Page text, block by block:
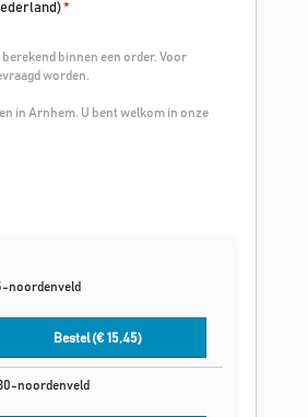
*
binnen een order. Voor
worden.
in Arnhem. U bent welkom in onze
noordenveld
Bestel (€15,45)
noordenveld